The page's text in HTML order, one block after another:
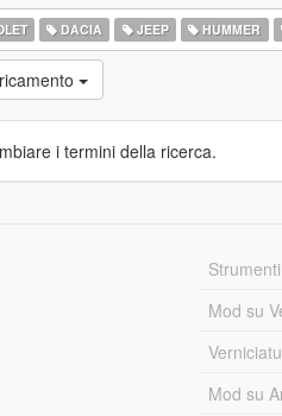
DACIA JEEP HUMMER
i termini della ricerca.
Mod su
Mod su